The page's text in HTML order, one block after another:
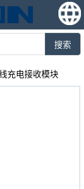
搜索
充电接收模块